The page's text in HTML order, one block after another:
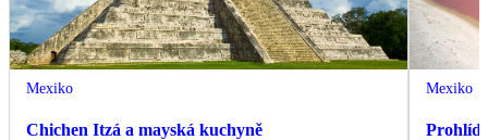
Mexiko
Chichen Itzá a mayská kuchyně
Mexiko